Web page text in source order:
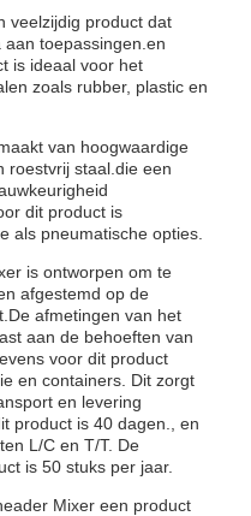
veelzijdig product dat
toepassingen.en
is ideaal voor het
zoals rubber, plastic en
van hoogwaardige
roestvrij staal.die een
dit product is
als pneumatische opties.
is ontworpen om te
afgestemd op de
afmetingen van het
aan de behoeften van
voor dit product
en containers. Dit zorgt
en levering
product is 40 dagen., en
L/C en T/T. De
is 50 stuks per jaar.
Mixer een product